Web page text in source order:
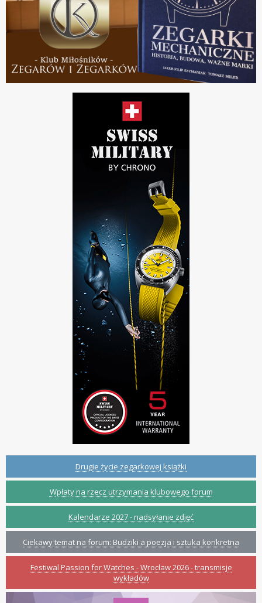
Drugie życie zegarkowej książki
Wpłaty na rzecz utrzymania klubowego forum
Kalendarze 2027 - nadsyłanie zdjęć
Ciekawy temat na forum: Budziki a poezja i sztuka konkretna
Festiwal Passion for Watches - Wrocław 2026 - transmisje
wykładów